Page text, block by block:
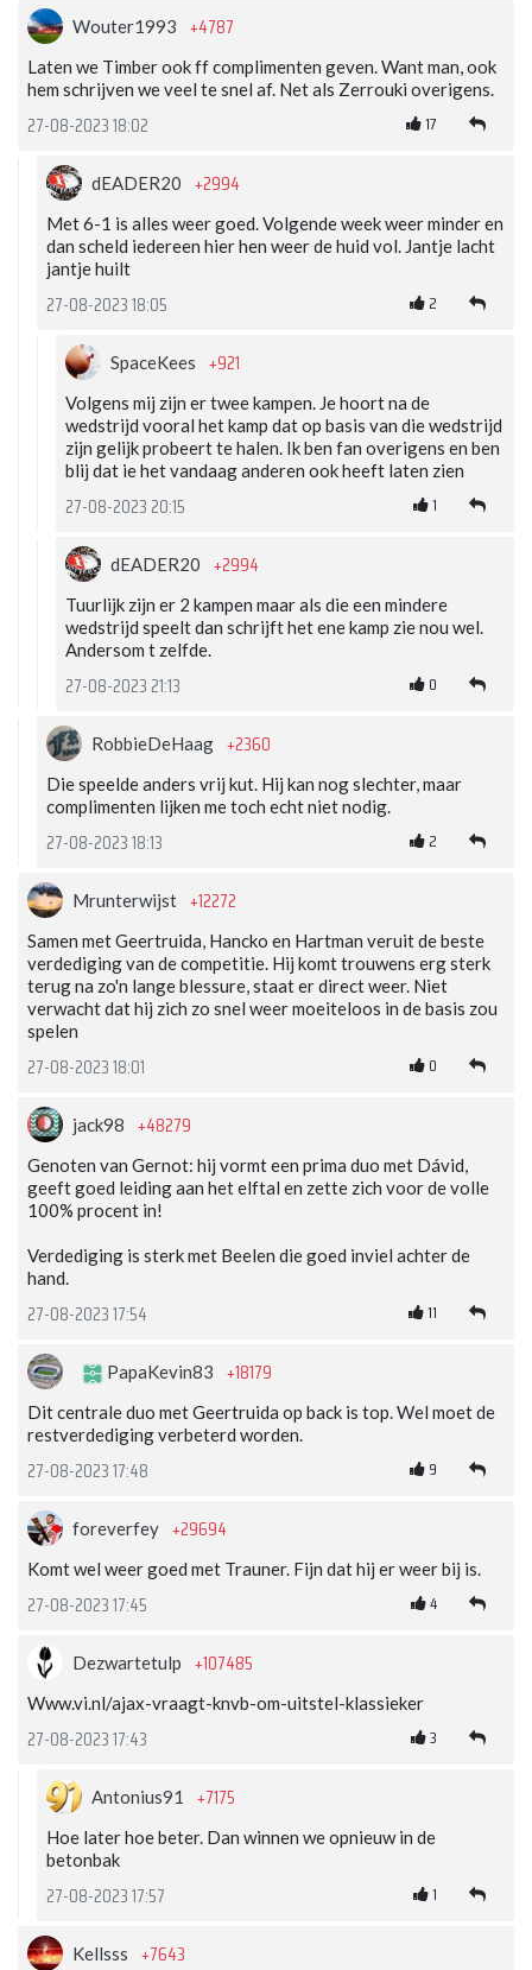
Wouter1993 +4787
Laten we Timber ook ff complimenten geven. Want man, ook
hem schrijven we veel te snel af. Net als Zerrouki overigens.
27-08-2023 18:02 17
dEADER20 +2994
Met 6-1 is alles weer goed. Volgende week weer minder en
dan scheld iedereen hier hen weer de huid vol. Jantje lacht
jantje huilt
27-08-2023 18:05 2
SpaceKees +921
Volgens mij zijn er twee kampen. Je hoort na de
wedstrijd vooral het kamp dat op basis van die wedstrijd
zijn gelijk probeert te halen. Ik ben fan overigens en ben
blij dat ie het vandaag anderen ook heeft laten zien
27-08-2023 20:15 1
dEADER20 +2994
Tuurlijk zijn er 2 kampen maar als die een mindere
wedstrijd speelt dan schrijft het ene kamp zie nou wel.
Andersom t zelfde.
27-08-2023 21:13 0
RobbieDeHaag +2360
Die speelde anders vrij kut. Hij kan nog slechter, maar
complimenten lijken me toch echt niet nodig.
27-08-2023 18:13 2
Mrunterwijst +12272
Samen met Geertruida, Hancko en Hartman veruit de beste
verdediging van de competitie. Hij komt trouwens erg sterk
terug na zo'n lange blessure, staat er direct weer. Niet
verwacht dat hij zich zo snel weer moeiteloos in de basis zou
spelen
27-08-2023 18:01 0
jack98 +48279
Genoten van Gernot: hij vormt een prima duo met Dávid,
geeft goed leiding aan het elftal en zette zich voor de volle
100% procent in!
Verdediging is sterk met Beelen die goed inviel achter de
hand.
27-08-2023 17:54 11
PapaKevin83 +18179
Dit centrale duo met Geertruida op back is top. Wel moet de
restverdediging verbeterd worden.
27-08-2023 17:48 9
foreverfey +29694
Komt wel weer goed met Trauner. Fijn dat hij er weer bij is.
27-08-2023 17:45 4
Dezwartetulp +107485
Www.vi.nl/ajax-vraagt-knvb-om-uitstel-klassieker
27-08-2023 17:43 3
Antonius91 +7175
Hoe later hoe beter. Dan winnen we opnieuw in de
betonbak
27-08-2023 17:57 1
Kellsss +7643